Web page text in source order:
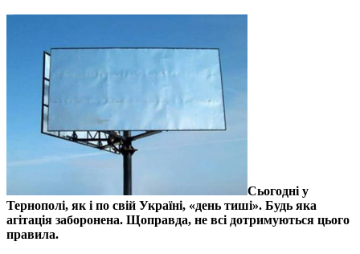
Сьогодні у
Тернополі, як і по свій Україні, «день тиші». Будь яка
агітація заборонена. Щоправда, не всі дотримуються цього
правила.